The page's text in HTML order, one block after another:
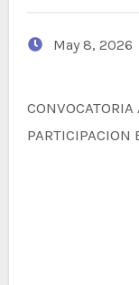
May 8, 2026
CONVOCATORIA A PREINSCRIPCION Y